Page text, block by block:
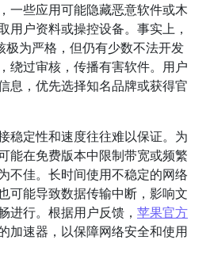
一些应用可能隐藏恶意软件或木
用户资料或操控设备。事实上，
为严格，但仍有少数不法开发
绕过审核，传播有害软件。用户
息，优先选择知名品牌或获得官
稳定性和速度往往难以保证。为
能在免费版本中限制带宽或频繁
不佳。长时间使用不稳定的网络
可能导致数据传输中断，影响文
进行。根据用户反馈， 苹果官方
加速器，以保障网络安全和使用